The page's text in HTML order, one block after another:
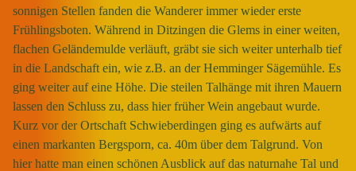
sonnigen Stellen fanden die Wanderer immer wieder erste
Frühlingsboten. Während in Ditzingen die Glems in einer weiten,
flachen Geländemulde verläuft, gräbt sie sich weiter unterhalb tief
in die Landschaft ein, wie z.B. an der Hemminger Sägemühle. Es
ging weiter auf eine Höhe. Die steilen Talhänge mit ihren Mauern
lassen den Schluss zu, dass hier früher Wein angebaut wurde.
Kurz vor der Ortschaft Schwieberdingen ging es aufwärts auf
einen markanten Bergsporn, ca. 40m über dem Talgrund. Von
hier hatte man einen schönen Ausblick auf das naturnahe Tal und